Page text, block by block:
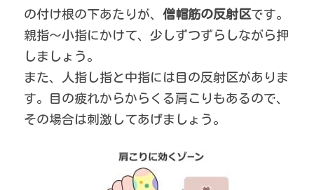
の付け根の下あたりが、 僧帽筋の反射区です。
親指～小指にかけて、少しずつずらしながら押
しましょう。
また、人指し指と中指には目の反射区がありま
す。目の疲れからからくる肩こりもあるので、
その場合は刺激してあげましょう。